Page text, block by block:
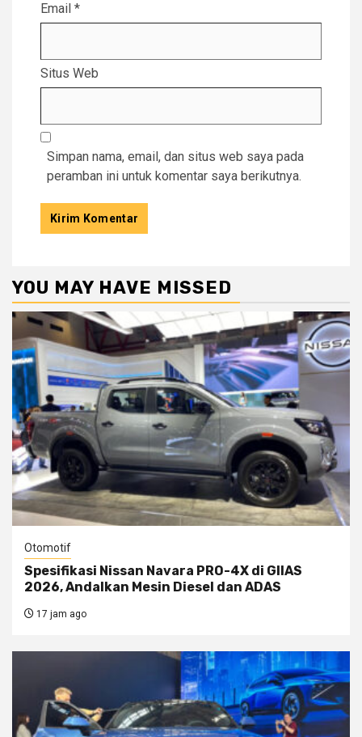
Email *
Situs Web
Simpan nama, email, dan situs web saya pada
peramban ini untuk komentar saya berikutnya.
YOU MAY HAVE MISSED
Otomotif
Spesifikasi Nissan Navara PRO-4X di GIIAS
2026, Andalkan Mesin Diesel dan ADAS
17 jam ago